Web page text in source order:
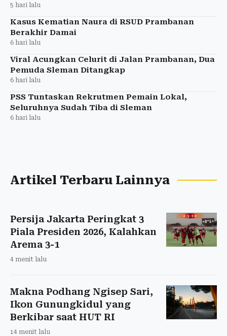
5 hari lalu
Kasus Kematian Naura di RSUD Prambanan
Berakhir Damai
6 hari lalu
Viral Acungkan Celurit di Jalan Prambanan, Dua
Pemuda Sleman Ditangkap
6 hari lalu
PSS Tuntaskan Rekrutmen Pemain Lokal,
Seluruhnya Sudah Tiba di Sleman
6 hari lalu
Artikel Terbaru Lainnya
Persija Jakarta Peringkat 3
Piala Presiden 2026, Kalahkan
Arema 3-1
4 menit lalu
Makna Podhang Ngisep Sari,
Ikon Gunungkidul yang
Berkibar saat HUT RI
14 menit lalu